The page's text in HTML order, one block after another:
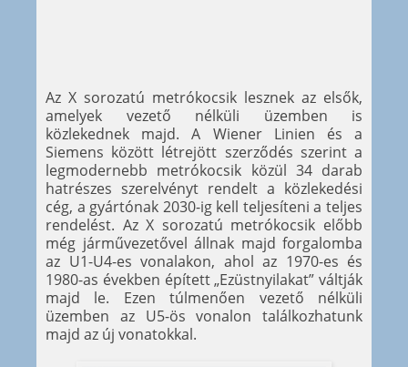
Az X sorozatú metrókocsik lesznek az elsők,
amelyek vezető nélküli üzemben is
közlekednek majd. A Wiener Linien és a
Siemens között létrejött szerződés szerint a
legmodernebb metrókocsik közül 34 darab
hatrészes szerelvényt rendelt a közlekedési
cég, a gyártónak 2030-ig kell teljesíteni a teljes
rendelést. Az X sorozatú metrókocsik előbb
még járművezetővel állnak majd forgalomba
az U1-U4-es vonalakon, ahol az 1970-es és
1980-as években épített „Ezüstnyilakat” váltják
majd le. Ezen túlmenően vezető nélküli
üzemben az U5-ös vonalon találkozhatunk
majd az új vonatokkal.